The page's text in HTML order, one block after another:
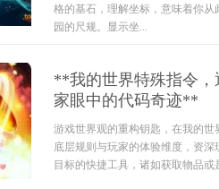
格的基石，理解坐标，意味着你
园的尺规。显示坐...
**我的世界特殊指令
家眼中的代码奇迹**
游戏世界观的重构钥匙，在我的
底层规则与玩家的体验维度，资
目标的快捷工具，诸如获取物品或